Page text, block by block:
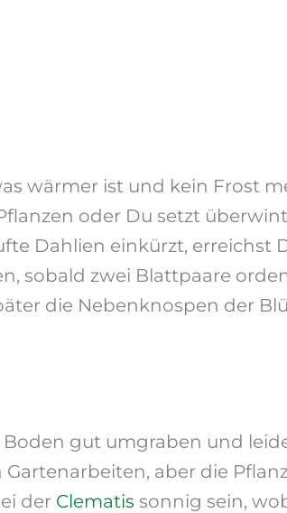
wärmer ist und kein Frost
oder Du setzt
Dahlien einkürzt, erreichst
sobald zwei Blattpaare
die Nebenknospen der
gut umgraben und
aber die
der Clematis sonnig sein,